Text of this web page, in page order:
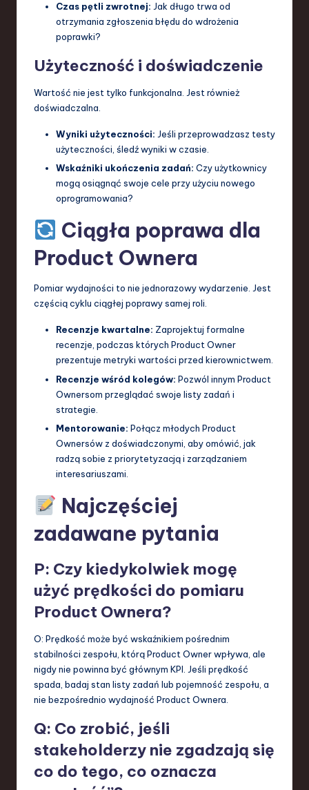
Czas pętli zwrotnej: Jak długo trwa od
otrzymania zgłoszenia błędu do wdrożenia
poprawki?
Użyteczność i doświadczenie
Wartość nie jest tylko funkcjonalna. Jest również
doświadczalna.
Wyniki użyteczności: Jeśli przeprowadzasz testy
użyteczności, śledź wyniki w czasie.
Wskaźniki ukończenia zadań: Czy użytkownicy
mogą osiągnąć swoje cele przy użyciu nowego
oprogramowania?
Ciągła poprawa dla
Product Ownera
Pomiar wydajności to nie jednorazowy wydarzenie. Jest
częścią cyklu ciągłej poprawy samej roli.
Recenzje kwartalne: Zaprojektuj formalne
recenzje, podczas których Product Owner
prezentuje metryki wartości przed kierownictwem.
Recenzje wśród kolegów: Pozwól innym Product
Ownersom przeglądać swoje listy zadań i
strategie.
Mentorowanie: Połącz młodych Product
Ownersów z doświadczonymi, aby omówić, jak
radzą sobie z priorytetyzacją i zarządzaniem
interesariuszami.
Najczęściej
zadawane pytania
P: Czy kiedykolwiek mogę
użyć prędkości do pomiaru
Product Ownera?
O: Prędkość może być wskaźnikiem pośrednim
stabilności zespołu, którą Product Owner wpływa, ale
nigdy nie powinna być głównym KPI. Jeśli prędkość
spada, badaj stan listy zadań lub pojemność zespołu, a
nie bezpośrednio wydajność Product Ownera.
Q: Co zrobić, jeśli
stakeholderzy nie zgadzają się
co do tego, co oznacza